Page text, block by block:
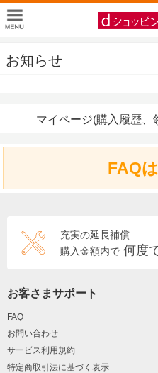
お知らせ
マイページ(購入履歴、
FAQ
充実の延長補償
購入金額内で 何度
お客さまサポート
FAQ
お問い合わせ
サービス利用規約
特定商取引法に基づく表示